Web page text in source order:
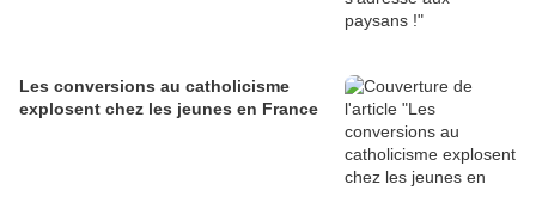
Les conversions au catholicisme
explosent chez les jeunes en France